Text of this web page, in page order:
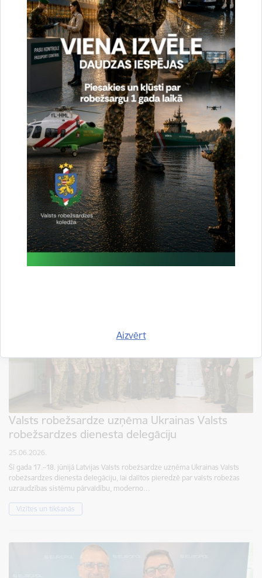
Aizvērt
Norisinājās Latvijas un Igaunijas robežas
pilnvaroto pārstāvju vietnieku un palīgu darba
tikšanās
26.06.2026.
Trešdien, 17. jūnijā, Valmierā norisinājās Latvijas Republikas un Igaunijas
Republikas robežas pilnvaroto pārstāvju vietnieku un palīgu plānveida darba
tikšanās. Tikšanās laikā tika apspriesti…
Vizītes un tikšanās
Valsts robežsardze uzņēma Ukrainas Valsts
robežsardzes dienesta delegāciju
25.06.2026.
Šī gada 17.–18. jūnijā Latvijas Valsts robežsardze uzņēma Ukrainas Valsts
robežsardzes dienesta delegāciju, lai dalītos pieredzē par valsts robežas
uzraudzības sistēmu pārvaldību, moderno…
Vizītes un tikšanās